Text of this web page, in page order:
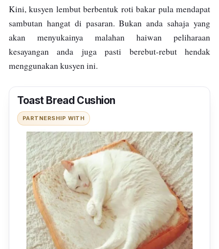
Kini, kusyen lembut berbentuk roti bakar pula mendapat
sambutan hangat di pasaran. Bukan anda sahaja yang
akan menyukainya malahan haiwan peliharaan
kesayangan anda juga pasti berebut-rebut hendak
menggunakan kusyen ini.
Toast Bread Cushion
PARTNERSHIP WITH